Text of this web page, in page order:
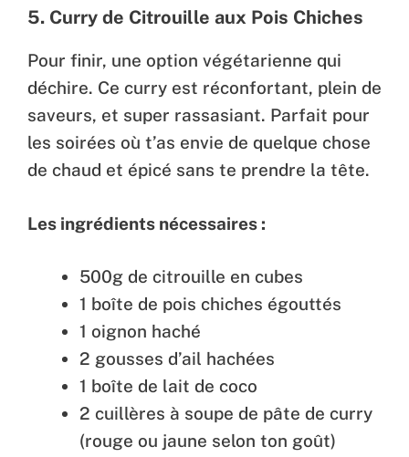
5. Curry de Citrouille aux Pois Chiches
Pour finir, une option végétarienne qui
déchire. Ce curry est réconfortant, plein de
saveurs, et super rassasiant. Parfait pour
les soirées où t’as envie de quelque chose
de chaud et épicé sans te prendre la tête.
Les ingrédients nécessaires :
500g de citrouille en cubes
1 boîte de pois chiches égouttés
1 oignon haché
2 gousses d’ail hachées
1 boîte de lait de coco
2 cuillères à soupe de pâte de curry
(rouge ou jaune selon ton goût)